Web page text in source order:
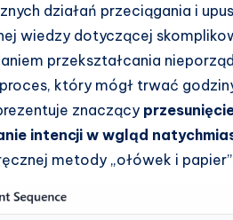
działań przeciągania i
wiedzy dotyczącej
przekształcania
który mógł trwać
znaczący
intencji w wgląd
metody „ołówek i